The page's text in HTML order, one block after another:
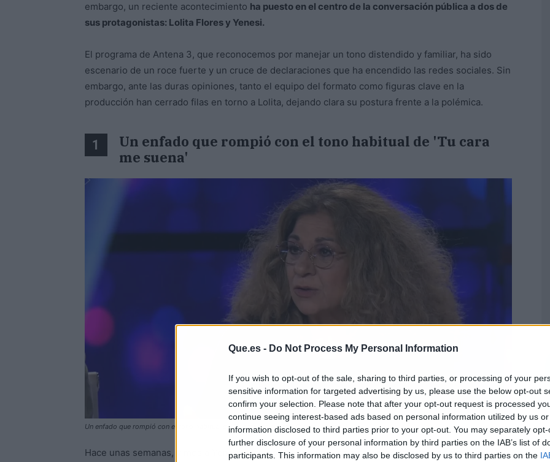
Que.es - Do Not Process My Personal Information
If you wish to opt-out of the sale, sharing to third parties, or processing of your
sensitive information for targeted advertising by us, please use the below opt-out
confirm your selection. Please note that after your opt-out request is processed
continue seeing interest-based ads based on personal information utilized by us
information disclosed to third parties prior to your opt-out. You may separately
further disclosure of your personal information by third parties on the IAB’s list of
participants. This information may also be disclosed by us to third parties on the
embargo, un reciente acontecimiento ha puesto en el centro de la conversación pública a dos de
sus protagonistas: Lolita Flores y Yenesi.
El programa de Antena 3, que reconocemos por manejar un tono distendido y familiar, ha sido
escenario de un roce fuerte y un cruce de declaraciones que ha encendido las redes sociales. Sin
embargo, ante las duras opiniones, tanto el equipo del formato como figuras clave en la
producción han cerrado filas en torno a Lolita, dejando clara su postura frente a la polémica.
1
Un enfado que rompió con el tono habitual de 'Tu cara
me suena'
Un enfado que rompió con el tono habitual de ‘Tu cara me suena' | Fuente: Antena 3
Hace unas semanas, vimos a Yenesi protagonizar uno de los momentos más tensos de esta